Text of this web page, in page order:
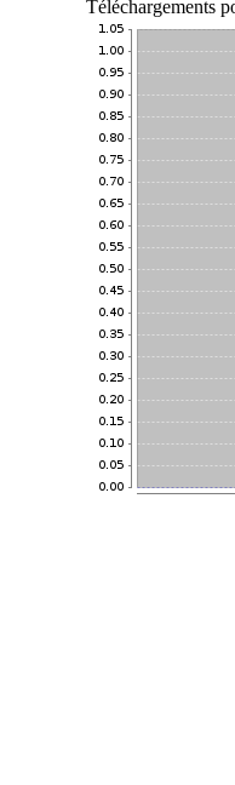
Téléchargements